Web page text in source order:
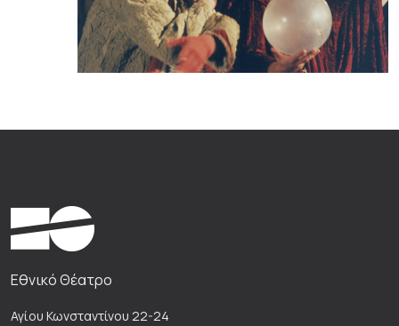
Εθνικό Θέατρο
Αγίου Κωνσταντίνου 22-24